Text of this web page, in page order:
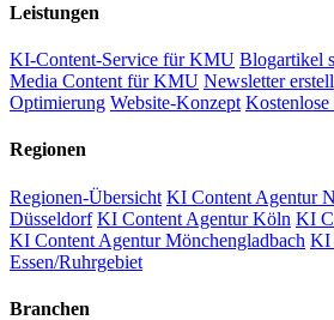
Leistungen
KI-Content-Service für KMU Blogartikel
Media Content für KMU Newsletter
Optimierung Website-Konzept
Regionen
Regionen-Übersicht KI Content Agentur
Düsseldorf KI Content Agentur Köln KI
KI Content Agentur Mönchengladbach KI
Essen/Ruhrgebiet
Branchen